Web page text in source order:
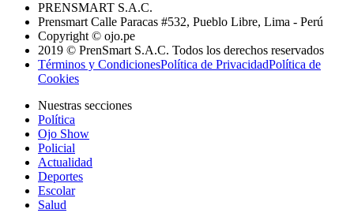
PRENSMART S.A.C.
Prensmart Calle Paracas #532, Pueblo Libre, Lima - Perú
Copyright © ojo.pe
2019 © PrenSmart S.A.C. Todos los derechos reservados
Términos y CondicionesPolítica de PrivacidadPolítica de
Cookies
Nuestras secciones
Política
Ojo Show
Policial
Actualidad
Deportes
Escolar
Salud